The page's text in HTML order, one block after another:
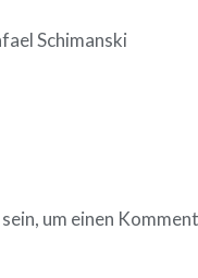
Schimanski
sein, um einen